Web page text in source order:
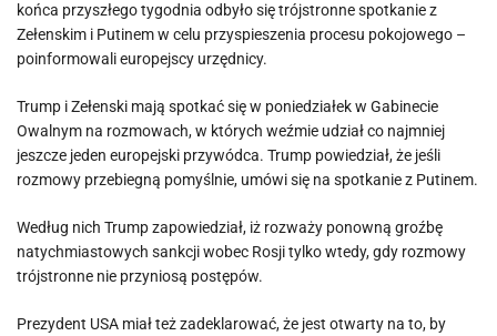
końca przyszłego tygodnia odbyło się trójstronne spotkanie z
Zełenskim i Putinem w celu przyspieszenia procesu pokojowego –
poinformowali europejscy urzędnicy.
Trump i Zełenski mają spotkać się w poniedziałek w Gabinecie
Owalnym na rozmowach, w których weźmie udział co najmniej
jeszcze jeden europejski przywódca. Trump powiedział, że jeśli
rozmowy przebiegną pomyślnie, umówi się na spotkanie z Putinem.
Według nich Trump zapowiedział, iż rozważy ponowną groźbę
natychmiastowych sankcji wobec Rosji tylko wtedy, gdy rozmowy
trójstronne nie przyniosą postępów.
Prezydent USA miał też zadeklarować, że jest otwarty na to, by